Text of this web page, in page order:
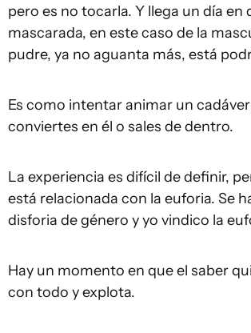
pero es no tocarla. Y llega un día en
mascarada, en este caso de la
pudre, ya no aguanta más, está
Es como intentar animar un
conviertes en él o sales de dentro.
La experiencia es difícil de definir,
está relacionada con la euforia. Se
disforia de género y yo vindico la
Hay un momento en que el saber
con todo y explota.